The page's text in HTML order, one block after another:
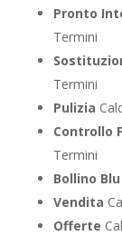
Pronto
Termini
Termini
Pulizia
Controllo
Termini
Bollino Blu
Vendita
Offerte